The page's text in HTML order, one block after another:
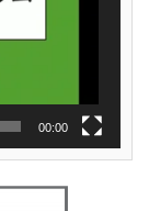
00:00